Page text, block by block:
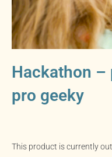
Hackathon
pro geeky
This product is currently